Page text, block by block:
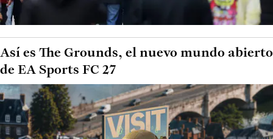
Así es The Grounds, el nuevo mundo abierto
de EA Sports FC 27